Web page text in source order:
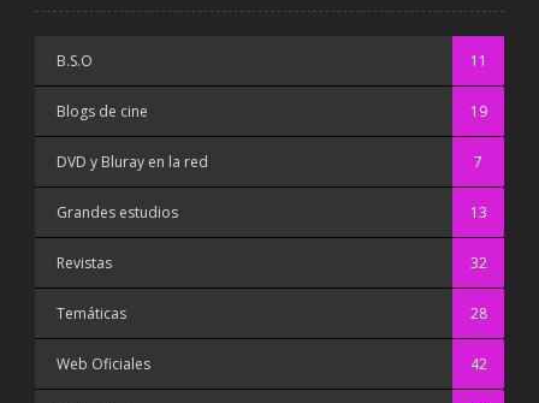
B.S.O 11
Blogs de cine 19
DVD y Bluray en la red 7
Grandes estudios 13
Revistas 32
Temáticas 28
Web Oficiales 42